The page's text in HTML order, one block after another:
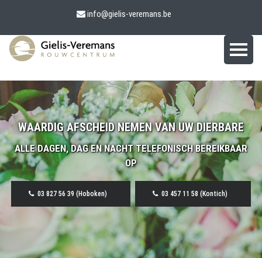
info@gielis-veremans.be
WAARDIG AFSCHEID NEMEN VAN UW DIERBARE
ALLE DAGEN, DAG EN NACHT TELEFONISCH BEREIKBAAR
OP
03 827 56 39 (Hoboken) 03 457 11 58 (Kontich)